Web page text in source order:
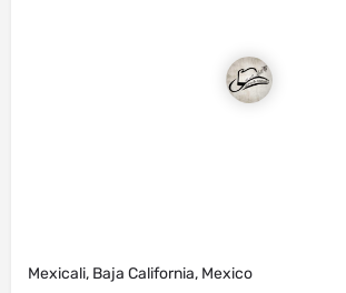
Mexicali, Baja California, Mexico